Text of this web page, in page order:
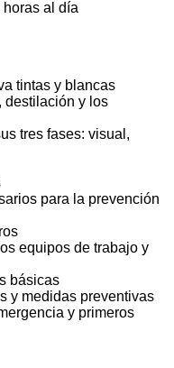
al día
tintas y blancas
destilación y los
tres fases: visual,
para la prevención
equipos de trabajo y
básicas
y medidas preventivas
y primeros